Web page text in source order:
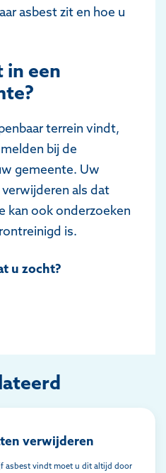
asbest zit en hoe u
in een
terrein vindt,
bij de
gemeente. Uw
als dat
kan ook onderzoeken
is.
u zocht?
verwijderen
asbest vindt moet u dit altijd door